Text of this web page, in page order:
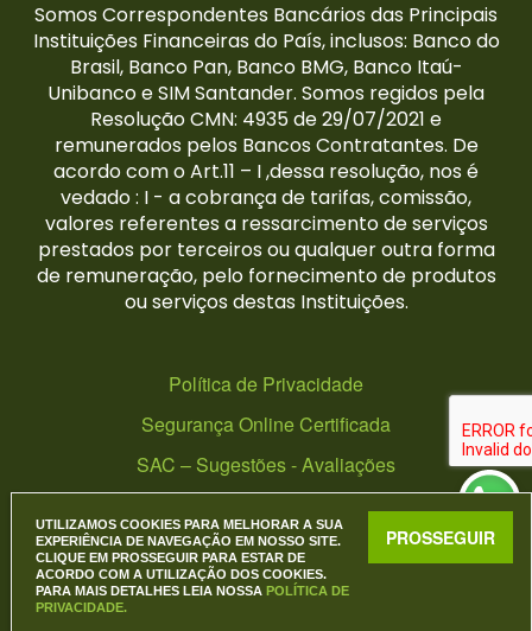
Somos Correspondentes Bancários das Principais
Instituições Financeiras do País, inclusos: Banco do
Brasil, Banco Pan, Banco BMG, Banco Itaú-
Unibanco e SIM Santander. Somos regidos pela
Resolução CMN: 4935 de 29/07/2021 e
remunerados pelos Bancos Contratantes. De
acordo com o Art.11 – I ,dessa resolução, nos é
vedado : I - a cobrança de tarifas, comissão,
valores referentes a ressarcimento de serviços
prestados por terceiros ou qualquer outra forma
de remuneração, pelo fornecimento de produtos
ou serviços destas Instituições.
Política de Privacidade
Segurança Online Certificada
SAC – Sugestões - Avaliações
Website by:PLYN!
UTILIZAMOS COOKIES PARA MELHORAR A SUA
EXPERIÊNCIA DE NAVEGAÇÃO EM NOSSO SITE.
CLIQUE EM PROSSEGUIR PARA ESTAR DE
ACORDO COM A UTILIZAÇÃO DOS COOKIES.
PARA MAIS DETALHES LEIA NOSSA POLÍTICA DE
PRIVACIDADE.
PROSSEGUIR